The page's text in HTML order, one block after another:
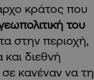
κράτος που
του
στην περιοχή,
διεθνή
σε κανέναν να τη